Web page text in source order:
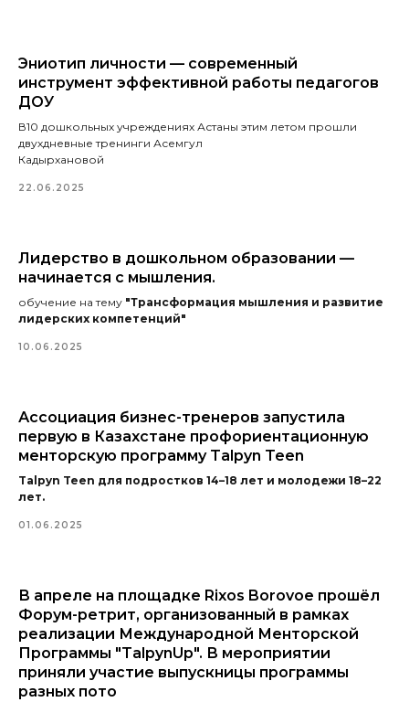
Эниотип личности — современный
инструмент эффективной работы педагогов
ДОУ
В10 дошкольных учреждениях Астаны этим летом прошли
двухдневные тренинги Асемгул
Кадырхановой
22.06.2025
Лидерство в дошкольном образовании —
начинается с мышления.
обучение на тему "Трансформация мышления и развитие
лидерских компетенций"
10.06.2025
Ассоциация бизнес-тренеров запустила
первую в Казахстане профориентационную
менторскую программу Talpyn Teen
Talpyn Teen для подростков 14–18 лет и молодежи 18–22
лет.
01.06.2025
В апреле на площадке Rixos Borovoe прошёл
Форум-ретрит, организованный в рамках
реализации Международной Менторской
Программы "TalpynUp". В мероприятии
приняли участие выпускницы программы
разных пото